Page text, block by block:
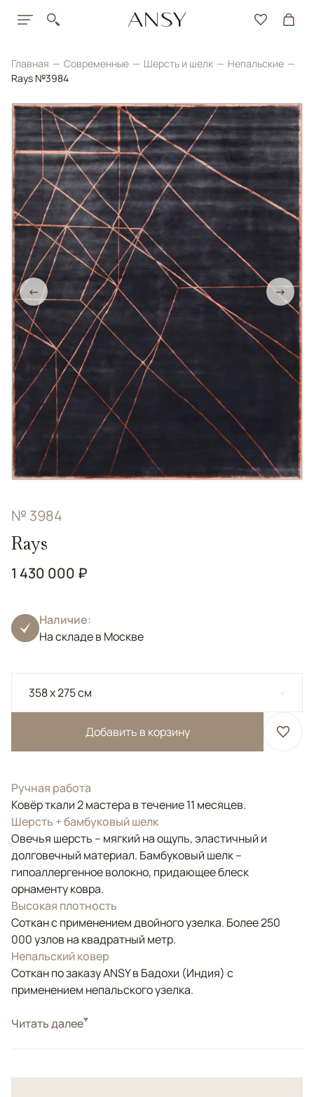
Главная Современные Шерсть и шелк
Непальские
Rays №3984
← →
№ 3984
Rays
1 430 000 ₽
Наличие:
На складе в Москве
358 x 275 см
Добавить в корзину
Ручная работа
Ковёр ткали 2 мастера в течение 11 месяцев.
Шерсть + бамбуковый шелк
Овечья шерсть – мягкий на ощупь, эластичный и
долговечный материал. Бамбуковый шелк –
гипоаллергенное волокно, придающее блеск
орнаменту ковра.
Высокая плотность
Соткан с применением двойного узелка. Более 250
000 узлов на квадратный метр.
Непальский ковер
Соткан по заказу ANSY в Бадохи (Индия) с
применением непальского узелка.
СтильСовременные
Читать далее